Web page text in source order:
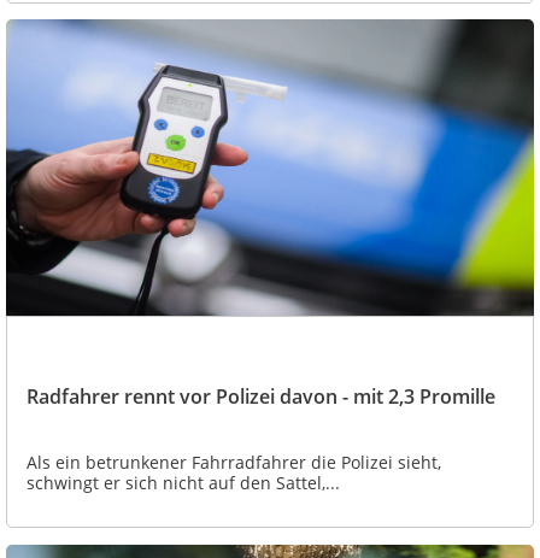
Radfahrer rennt vor Polizei davon - mit 2,3 Promille
Als ein betrunkener Fahrradfahrer die Polizei sieht,
schwingt er sich nicht auf den Sattel,...